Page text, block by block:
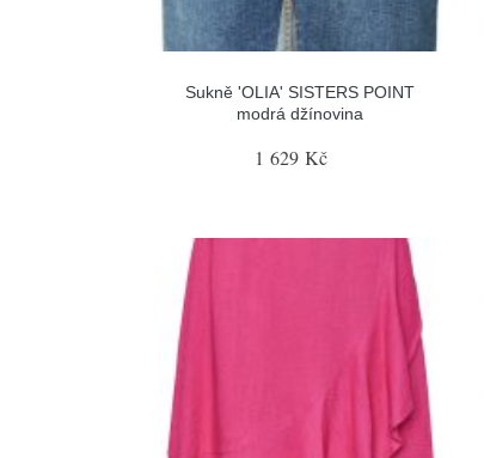
Sukně 'OLIA' SISTERS POINT
modrá džínovina
1 629 Kč